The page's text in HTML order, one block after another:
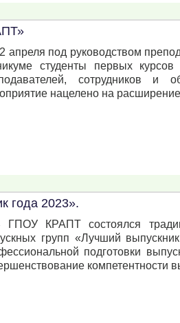
апреля под руководством
студенты первых
сотрудников и
нацелено на расширение
года 2023».
ГПОУ КРАПТ состоялся
групп «Лучший
подготовки
компетентности